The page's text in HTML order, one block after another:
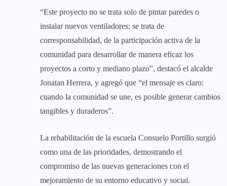
“Este proyecto no se trata solo de pintar paredes o
instalar nuevos ventiladores; se trata de
corresponsabilidad, de la participación activa de la
comunidad para desarrollar de manera eficaz los
proyectos a corto y mediano plazo”, destacó el alcalde
Jonatan Herrera, y agregó que “el mensaje es claro:
cuando la comunidad se une, es posible generar cambios
tangibles y duraderos”.
La rehabilitación de la escuela Consuelo Portillo surgió
como una de las prioridades, demostrando el
compromiso de las nuevas generaciones con el
mejoramiento de su entorno educativo y social.